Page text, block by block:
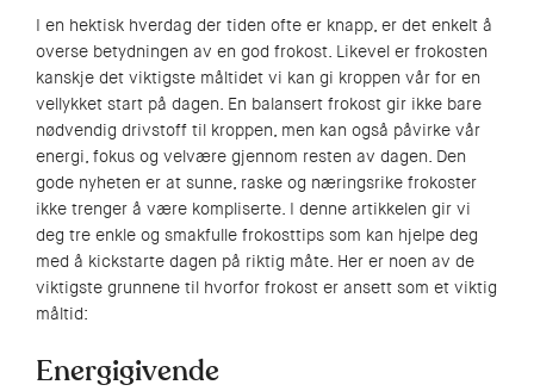
I en hektisk hverdag der tiden ofte er knapp, er det enkelt å
overse betydningen av en god frokost. Likevel er frokosten
kanskje det viktigste måltidet vi kan gi kroppen vår for en
vellykket start på dagen. En balansert frokost gir ikke bare
nødvendig drivstoff til kroppen, men kan også påvirke vår
energi, fokus og velvære gjennom resten av dagen. Den
gode nyheten er at sunne, raske og næringsrike frokoster
ikke trenger å være kompliserte. I denne artikkelen gir vi
deg tre enkle og smakfulle frokosttips som kan hjelpe deg
med å kickstarte dagen på riktig måte. Her er noen av de
viktigste grunnene til hvorfor frokost er ansett som et viktig
måltid:
Energigivende